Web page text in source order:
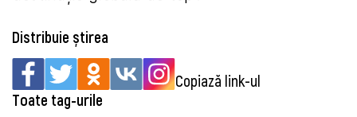
Distribuie știrea
Copiază link-ul
Toate tag-urile